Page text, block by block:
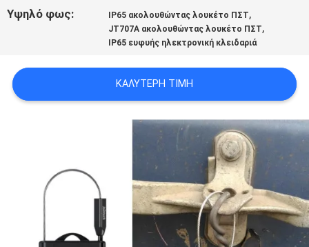
ΖΗΤΉΣΤΕ
SITEMAP
POLICY
Υψηλό φως: IP65 ακολουθώντας λουκέτο ΠΣΤ,
JT707A ακολουθώντας λουκέτο ΠΣΤ,
IP65 ευφυής ηλεκτρονική κλειδαριά
ΚΑΛΎΤΕΡΗ ΤΙΜΉ